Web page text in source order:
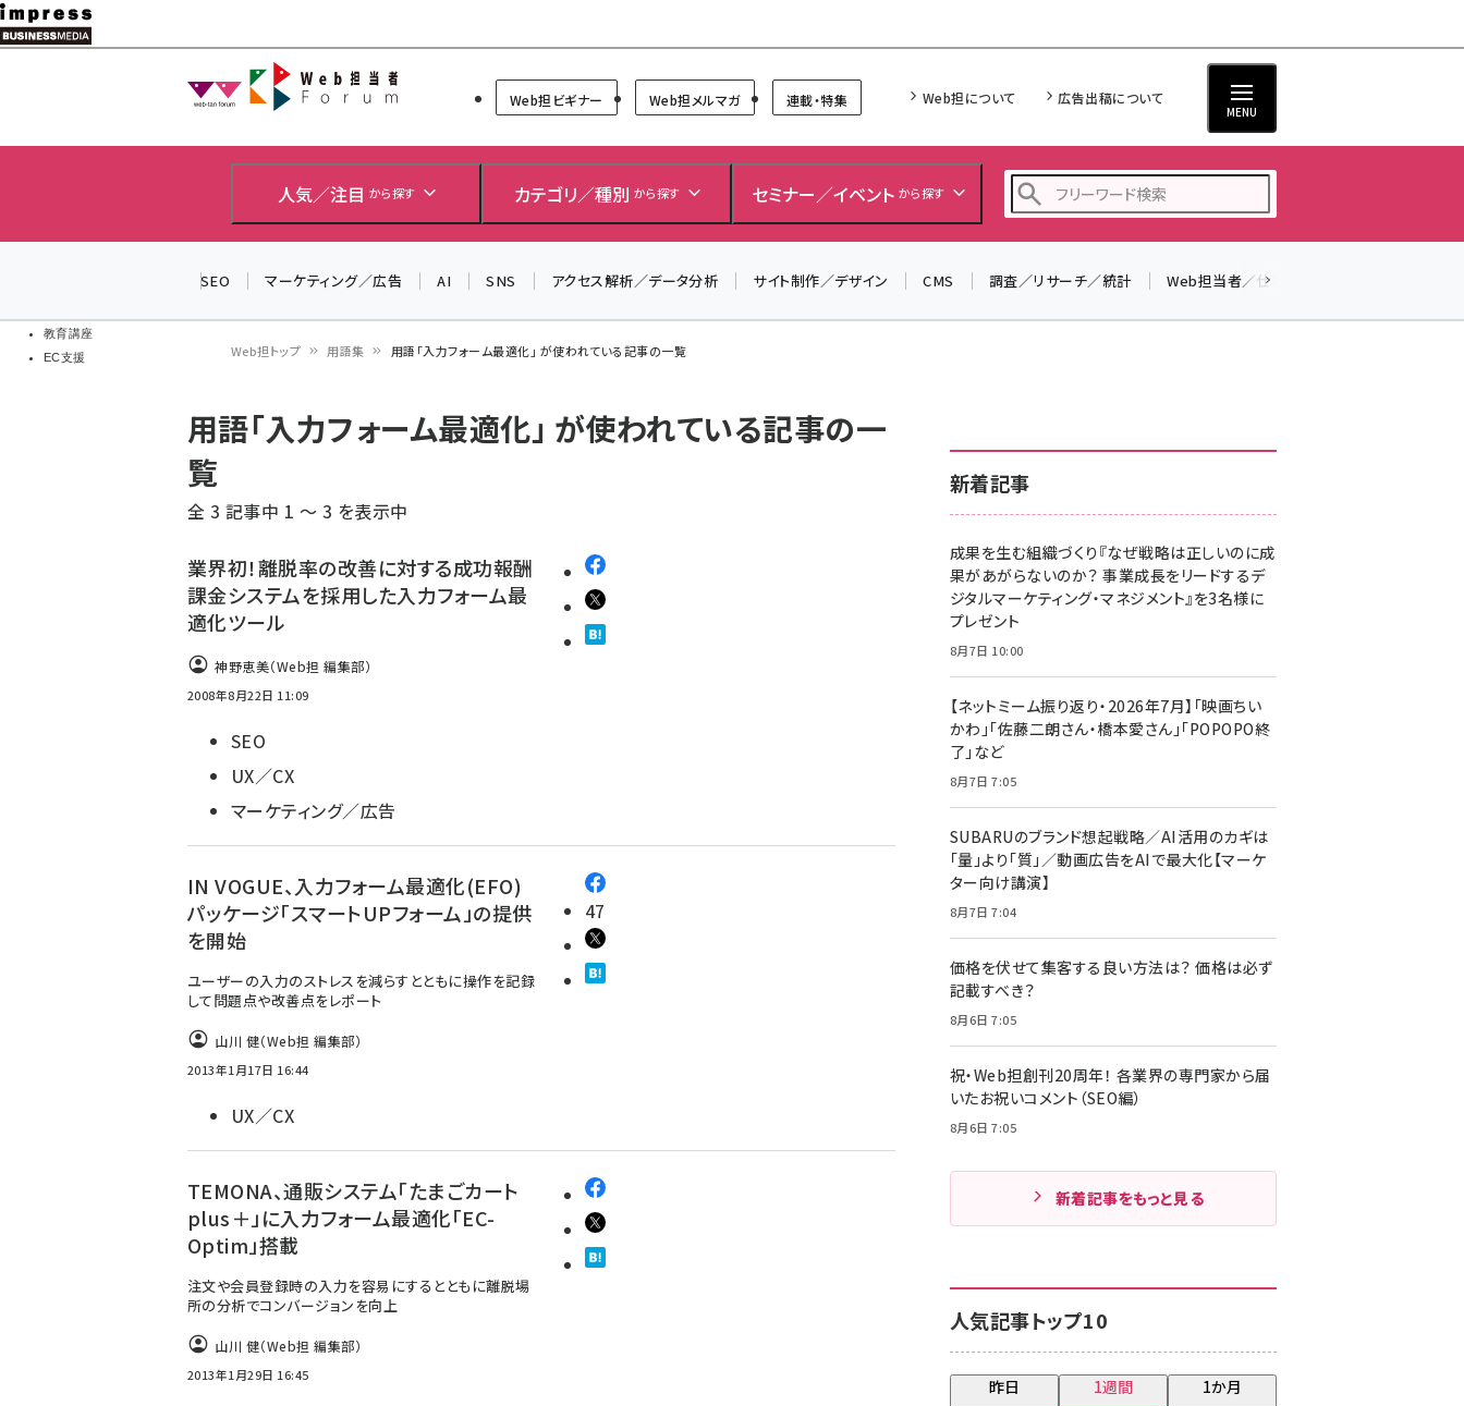
メ
イ
教育講座
EC支援
Web担当者Forum
Web担ビギナー Web担メルマガ 連載・特集 Web担について 広告出稿について
MENU
人気／注目 から探す カテゴリ／種別 から探す セミナー／イベント から探す
z世代 (1623)
meo (1277)
llmo (1166)
SEO マーケティング／広告 AI SNS アクセス解析／データ分析 サイト制作／デザイン CMS 調査／リサーチ／統計 Web担当者／仕事
ン
く
ず
Web担トップ 用語集 用語「入力フォーム最適化」 が使われている記事の一覧
用語「入力フォーム最適化」 が使われている記事の一
覧
全 3 記事中 1 ～ 3 を表示中
業界初！離脱率の改善に対する成功報酬
課金システムを採用した入力フォーム最
適化ツール
神野恵美（Web担 編集部）
2008年8月22日 11:09
SEO
UX／CX
マーケティング／広告
IN VOGUE、入力フォーム最適化(EFO)
パッケージ「スマートUPフォーム」の提供
を開始
ユーザーの入力のストレスを減らすとともに操作を記録
して問題点や改善点をレポート
山川 健（Web担 編集部）
2013年1月17日 16:44
47
UX／CX
TEMONA、通販システム「たまごカート
plus＋」に入力フォーム最適化「EC-
Optim」搭載
注文や会員登録時の入力を容易にするとともに離脱場
所の分析でコンバージョンを向上
山川 健（Web担 編集部）
2013年1月29日 16:45
新着記事
成果を生む組織づくり『なぜ戦略は正しいのに成
果があがらないのか？ 事業成長をリードするデ
ジタルマーケティング・マネジメント』を3名様に
プレゼント
8月7日 10:00
【ネットミーム振り返り・2026年7月】「映画ちい
かわ」「佐藤二朗さん・橋本愛さん」「POPOPO終
了」など
8月7日 7:05
SUBARUのブランド想起戦略／AI活用のカギは
「量」より「質」／動画広告をAIで最大化【マーケ
ター向け講演】
8月7日 7:04
価格を伏せて集客する良い方法は？ 価格は必ず
記載すべき？
8月6日 7:05
祝・Web担創刊20周年！ 各業界の専門家から届
いたお祝いコメント（SEO編）
8月6日 7:05
新着記事をもっと見る
人気記事トップ10
昨日 1週間 1か月